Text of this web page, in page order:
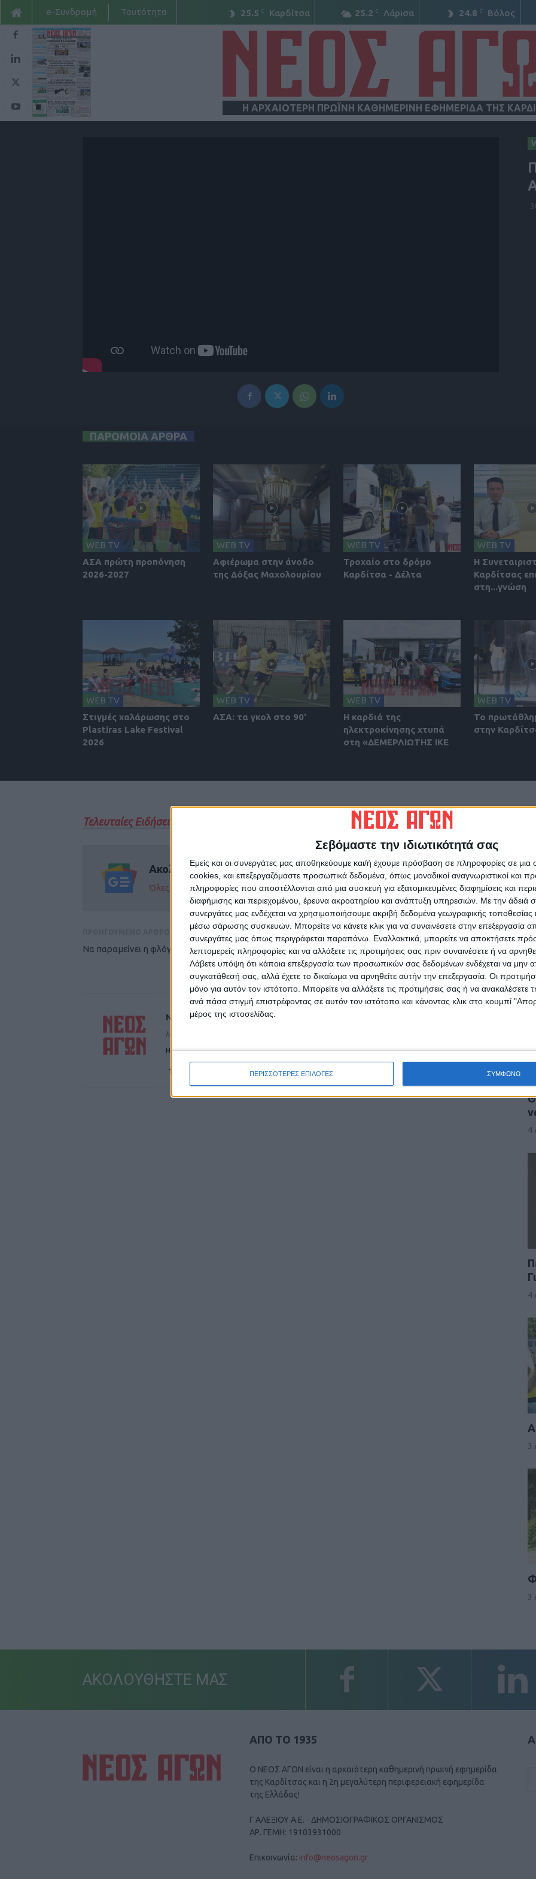
Σεβόμαστε την ιδιωτικότητά σας
Εμείς και οι συνεργάτες μας αποθηκεύουμε και/ή έχουμε πρόσβαση σε πληροφορίες σε
cookies, και επεξεργαζόμαστε προσωπικά δεδομένα, όπως μοναδικοί αναγνωριστικοί και
πληροφορίες που αποστέλλονται από μια συσκευή για εξατομικευμένες διαφημίσεις και
διαφήμισης και περιεχομένου, έρευνα ακροατηρίου και ανάπτυξη υπηρεσιών. Με την άδειά
συνεργάτες μας ενδέχεται να χρησιμοποιήσουμε ακριβή δεδομένα γεωγραφικής τοποθεσίας
μέσω σάρωσης συσκευών. Μπορείτε να κάνετε κλικ για να συναινέσετε στην επεξεργασία
συνεργάτες μας όπως περιγράφεται παραπάνω. Εναλλακτικά, μπορείτε να αποκτήσετε
λεπτομερείς πληροφορίες και να αλλάξετε τις προτιμήσεις σας πριν συναινέσετε ή να
Λάβετε υπόψη ότι κάποια επεξεργασία των προσωπικών σας δεδομένων ενδέχεται να μην
συγκατάθεσή σας, αλλά έχετε το δικαίωμα να αρνηθείτε αυτήν την επεξεργασία. Οι
μόνο για αυτόν τον ιστότοπο. Μπορείτε να αλλάξετε τις προτιμήσεις σας ή να ανακαλέσετε
ανά πάσα στιγμή επιστρέφοντας σε αυτόν τον ιστότοπο και κάνοντας κλικ στο κουμπί
μέρος της ιστοσελίδας.
ΠΕΡΙΣΣΟΤΕΡΕΣ ΕΠΙΛΟΓΕΣ ΣΥΜΦΩΝΩ
25.5 C Καρδίτσα 25.2 C Λάρισα 24.8 C Βόλος
e-Συνδρομή Ταυτότητα
Η ΑΡΧΑΙΟΤΕΡΗ ΠΡΩΪΝΗ ΚΑΘΗΜΕΡΙΝΗ ΕΦΗΜΕΡΙΔΑ ΤΗΣ
ΠΑΡΟΜΟΙΑ ΑΡΘΡΑ
WEB TV
ΑΣΑ πρώτη προπόνηση
2026-2027
WEB TV
Αφιέρωμα στην άνοδο
της Δόξας Μαχολουρίου
WEB TV
Τροχαίο στο δρόμο
Καρδίτσα - Δέλτα
WEB TV
Η
Καρδίτσας
στη...γνώση
WEB TV
Στιγμές χαλάρωσης στο
Plastiras Lake Festival
2026
WEB TV
ΑΣΑ: τα γκολ στο 90'
WEB TV
Η καρδιά της
ηλεκτροκίνησης χτυπά
στη «ΔΕΜΕΡΛΙΩΤΗΣ ΙΚΕ
WEB TV
Το
στην
Τελευταίες Ειδήσεις Σήμερα
Ακολούθησε την εφημερίδα ΝΕΟΣ ΑΓΩΝ στο Google News!
Όλες οι εξελίξεις στην περιοχή της Καρδίτσας και ευρύτερα της Θεσσαλίας
Να παραμείνει η φλόγα άσβεστη...
ΕΠΟΜΕΝΟ ΑΡΘΡΟ
Ο Βαγγέλης Αγγέλου και επίσημα ο νέος
προπονητής του ΑΣΚ!
ΝΕΟΣ ΑΓΩΝ
https://neosagon.gr
Η Αρχαιότερη Καθημερινή Πρωινή Εφημερίδα της Καρδίτσας
4
4
3
3
ΑΚΟΛΟΥΘΗΣΤΕ ΜΑΣ
ΑΠΟ ΤΟ 1935
Ο ΝΕΟΣ ΑΓΩΝ είναι η αρχαιότερη καθημερινή πρωινή εφημερίδα
της Καρδίτσας και η 2η μεγαλύτερη περιφερειακή εφημερίδα
της Ελλάδας!
Γ ΑΛΕΞΙΟΥ Α.Ε. - ΔΗΜΟΣΙΟΓΡΑΦΙΚΟΣ ΟΡΓΑΝΙΣΜΟΣ
ΑΡ. ΓΕΜΗ: 19103931000
Επικοινωνία: info@neosagon.gr